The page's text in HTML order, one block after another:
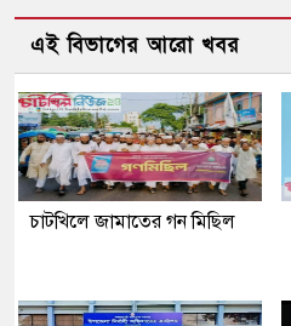
এই বিভাগের আরো খবর
চাটখিলে জামাতের গন মিছিল